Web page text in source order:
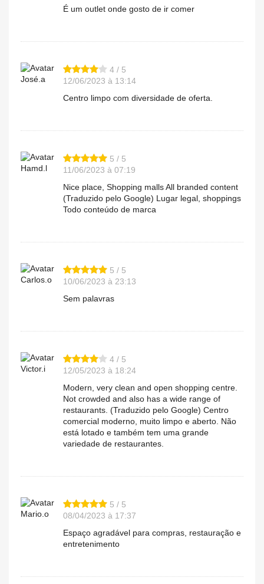
É um outlet onde gosto de ir comer
José.a
4 / 5
12/06/2023 à 13:14
Centro limpo com diversidade de oferta.
Hamd.l
5 / 5
11/06/2023 à 07:19
Nice place, Shopping malls All branded content
(Traduzido pelo Google) Lugar legal, shoppings
Todo conteúdo de marca
Carlos.o
5 / 5
10/06/2023 à 23:13
Sem palavras
Victor.i
4 / 5
12/05/2023 à 18:24
Modern, very clean and open shopping centre.
Not crowded and also has a wide range of
restaurants. (Traduzido pelo Google) Centro
comercial moderno, muito limpo e aberto. Não
está lotado e também tem uma grande
variedade de restaurantes.
Mario.o
5 / 5
08/04/2023 à 17:37
Espaço agradável para compras, restauração e
entretenimento